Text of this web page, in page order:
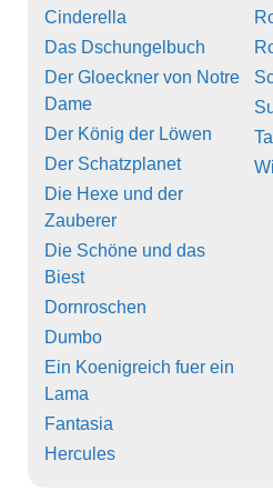
Cinderella
Das Dschungelbuch
Der Gloeckner von Notre
Dame
Der König der Löwen
Der Schatzplanet
Die Hexe und der
Zauberer
Die Schöne und das
Biest
Dornroschen
Dumbo
Ein Koenigreich fuer ein
Lama
Fantasia
Hercules